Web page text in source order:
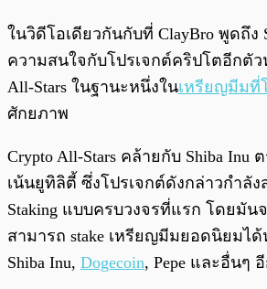
ในวิดีโอเดียวกันกับที่ ClayBro พูดถึง
ความสนใจกับโปรเจกต์คริปโตอีกตั
All-Stars ในฐานะหนึ่งในเหรียญมีมที่
ศักยภาพ
Crypto All-Stars คล้ายกับ Shiba Inu
เน้นยูทิลิตี้ ซึ่งโปรเจกต์ดังกล่าวกำลัง
Staking แบบครบวงจรที่แรก โดยมัน
สามารถ stake เหรียญมีมยอดนิยมไ
Shiba Inu, Dogecoin, Pepe และอื่นๆ